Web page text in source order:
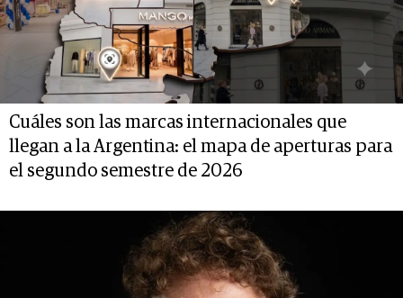
Cuáles son las marcas internacionales que
llegan a la Argentina: el mapa de aperturas para
el segundo semestre de 2026